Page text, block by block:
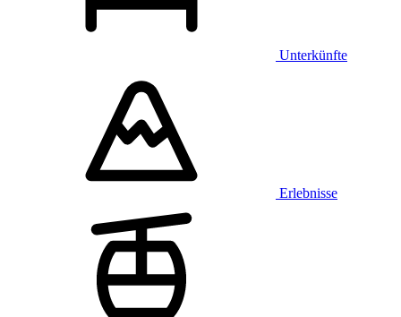
Unterkünfte
Erlebnisse